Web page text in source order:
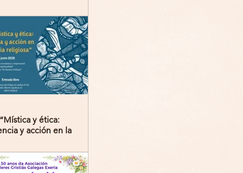
de junio (lunes),
19horas
y ética:
y acción en la